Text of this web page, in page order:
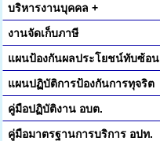
บริหารงานบุคคล +
งานจัดเก็บภาษี
แผนป้องกันผลประโยชน์ทับซ้อน
แผนปฏิบัติการป้องกันการทุจริต
คู่มือปฏิบัติงาน อบต.
คู่มือมาตรฐานการบริการ อปท.